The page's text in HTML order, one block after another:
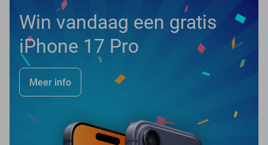
Win vandaag een gratis
iPhone 17 Pro
Meer info